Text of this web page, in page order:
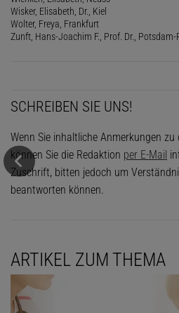
Wisker, Elisabeth, Dr., Kiel
Wolter, Freya, Frankfurt
Zunft, Hans-Joachim F., Prof. Dr., Potsdam-
SCHREIBEN SIE UNS!
Wenn Sie inhaltliche Anmerkungen zu
können Sie die Redaktion per E-Mail
Zuschrift, bitten jedoch um
beantworten können.
ARTIKEL ZUM THEMA